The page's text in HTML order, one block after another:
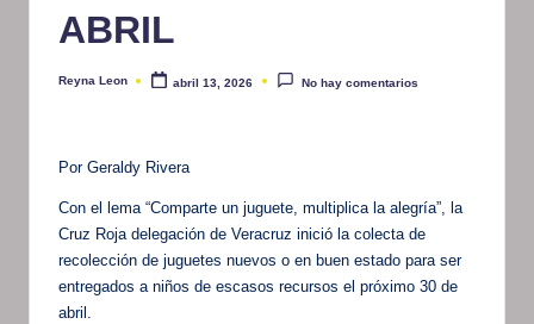
ABRIL
Publicado
Reyna Leon abril 13, 2026 No hay comentarios
Por Geraldy Rivera
Con el lema “Comparte un juguete, multiplica la alegría”, la
Cruz Roja delegación de Veracruz inició la colecta de
recolección de juguetes nuevos o en buen estado para ser
entregados a niños de escasos recursos el próximo 30 de
abril.